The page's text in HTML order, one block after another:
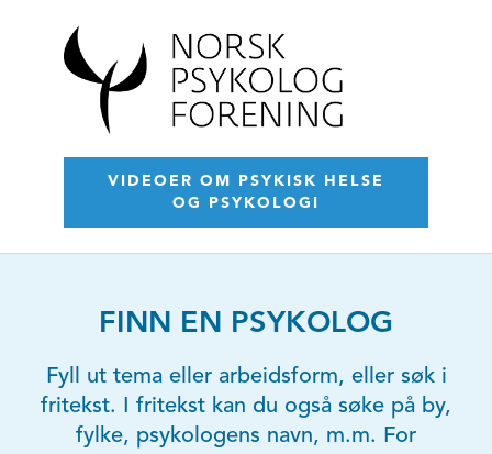
VIDEOER OM PSYKISK HELSE
OG PSYKOLOGI
FINN EN PSYKOLOG
Fyll ut tema eller arbeidsform, eller søk i
fritekst. I fritekst kan du også søke på by,
fylke, psykologens navn, m.m. For